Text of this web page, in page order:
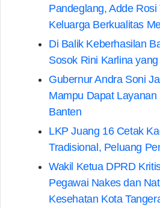
Pandeglang, Adde
Keluarga Berkualitas
Di Balik Keberhasilan
Sosok Rini Karlina
Gubernur Andra Soni
Mampu Dapat
Banten
LKP Juang 16 Cetak
Tradisional, Peluang
Wakil Ketua DPRD
Pegawai Nakes dan
Kesehatan Kota